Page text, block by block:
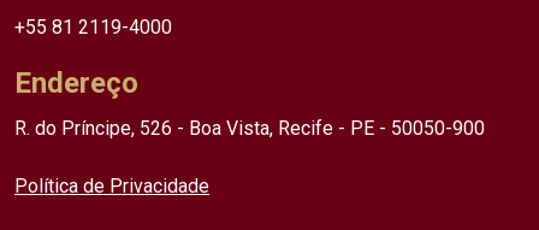
+55 81 2119-4000
Endereço
R. do Príncipe, 526 - Boa Vista, Recife - PE - 50050-900
Política de Privacidade